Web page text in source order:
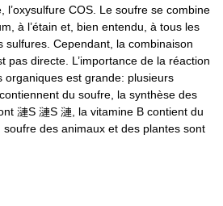
l’oxysulfure COS. Le soufre se combine
à l’étain et, bien entendu, à tous les
sulfures. Cependant, la combinaison
pas directe. L’importance de la réaction
organiques est grande: plusieurs
du soufre, la synthèse des
漣S 漣S 漣, la vitamine B contient du
des animaux et des plantes sont